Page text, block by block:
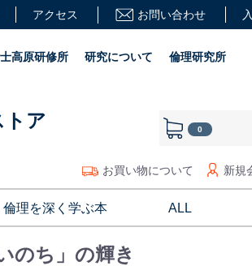
アクセス お問い合わせ
高原研修所 研究について 倫理研究所
トア 0
お買い物について 新規
倫理を深く学ぶ本 ALL
のち」の輝き